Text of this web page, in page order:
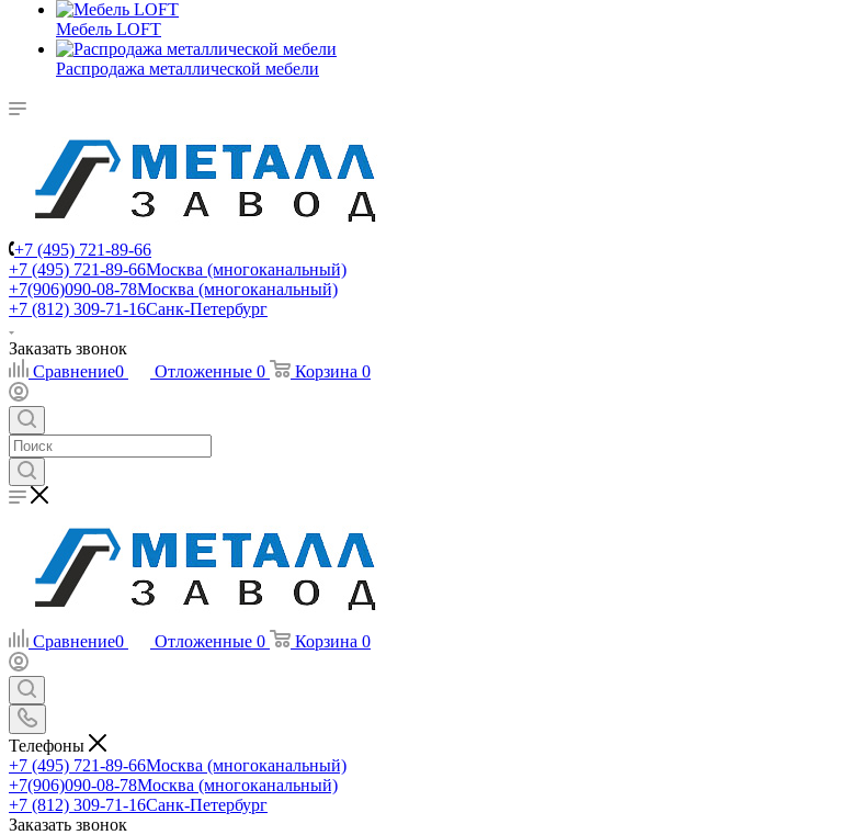
Мебель LOFT
Распродажа металлической мебели
+7 (495) 721-89-66
+7 (495) 721-89-66Москва (многоканальный)
+7(906)090-08-78Москва (многоканальный)
+7 (812) 309-71-16Санк-Петербург
Заказать звонок
Сравнение0 Отложенные 0 Корзина 0
Сравнение0 Отложенные 0 Корзина 0
Телефоны
+7 (495) 721-89-66Москва (многоканальный)
+7(906)090-08-78Москва (многоканальный)
+7 (812) 309-71-16Санк-Петербург
Заказать звонок